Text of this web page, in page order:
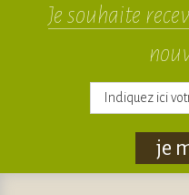
Je souhaite
je